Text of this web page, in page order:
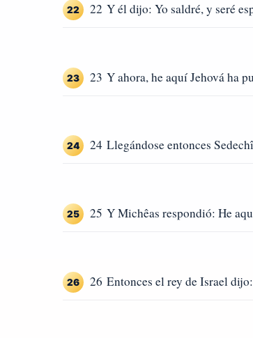
22 22 Y él dijo: Yo saldré, y seré
23 23 Y ahora, he aquí Jehová ha
24 24 Llegándose entonces
25 25 Y Michêas respondió: He
26 26 Entonces el rey de Israel